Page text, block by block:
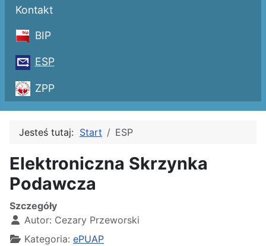
Kontakt
BIP
ESP
ZPP
Jesteś tutaj: Start ESP
Elektroniczna Skrzynka
Podawcza
Szczegóły
Autor: Cezary Przeworski
Kategoria: ePUAP